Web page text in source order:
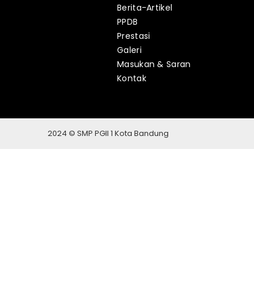
Berita-Artikel
PPDB
Prestasi
Galeri
Masukan & Saran
Kontak
2024 © SMP PGII 1 Kota Bandung